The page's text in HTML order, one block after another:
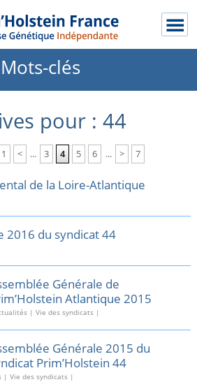
Mots-clés
pour : 44
1 < ... 3 4 5 6 ... > 7
de la Loire-Atlantique
2016 du syndicat 44
Générale de
Atlantique 2015
| Vie des syndicats|
Générale 2015 du
Prim’Holstein 44
| Vie des syndicats|